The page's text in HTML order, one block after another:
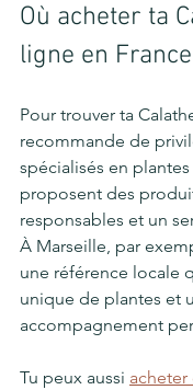
Où acheter ta
ligne en
Pour trouver ta
recommande de
spécialisés en
proposent des
responsables et un
À Marseille, par
une référence locale
unique de plantes et
accompagnement
Tu peux aussi acheter